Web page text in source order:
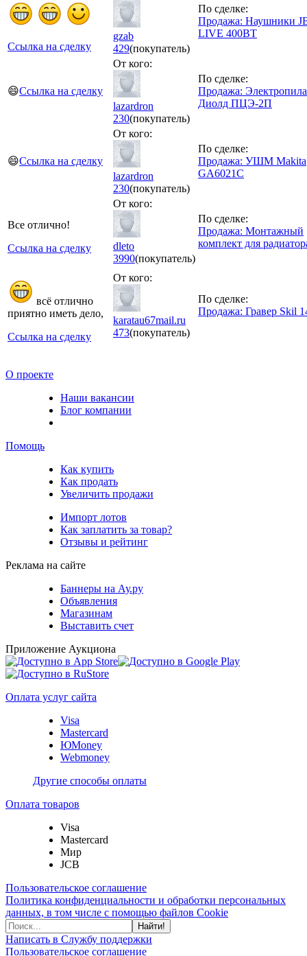
Ссылка на сделку
gzab
429(покупатель)
По сделке:
Продажа: Наушники
LIVE 400BT
😄Ссылка на сделку
От кого:
lazardron
230(покупатель)
По сделке:
Продажа: Электропила
Диолд ПЦЭ-2П
😄Ссылка на сделку
От кого:
lazardron
230(покупатель)
По сделке:
Продажа: УШМ Makita
GA6021C
Все отлично!
Ссылка на сделку
От кого:
dleto
3990(покупатель)
По сделке:
Продажа: Монтажный
комплект для
всё отлично
приятно иметь дело,
Ссылка на сделку
От кого:
karatau67mail.ru
473(покупатель)
По сделке:
Продажа: Гравер Skil
О проекте
Наши вакансии
Блог компании
Помощь
Как купить
Как продать
Увеличить продажи
Импорт лотов
Как заплатить за товар?
Отзывы и рейтинг
Реклама на сайте
Баннеры на Ау.ру
Объявления
Магазинам
Выставить счет
Приложение Аукциона
Оплата услуг сайта
Visa
Mastercard
ЮMoney
Webmoney
Другие способы оплаты
Оплата товаров
Visa
Mastercard
Мир
JCB
Пользовательское соглашение
Политика конфиденциальности и обработки персональных
данных, в том числе с помощью файлов Cookie
Найти!
Написать в Службу поддержки
Пользовательское соглашение